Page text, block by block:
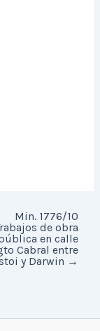
Min. 1776/10
de obra
en calle
Cabral entre
y Darwin →